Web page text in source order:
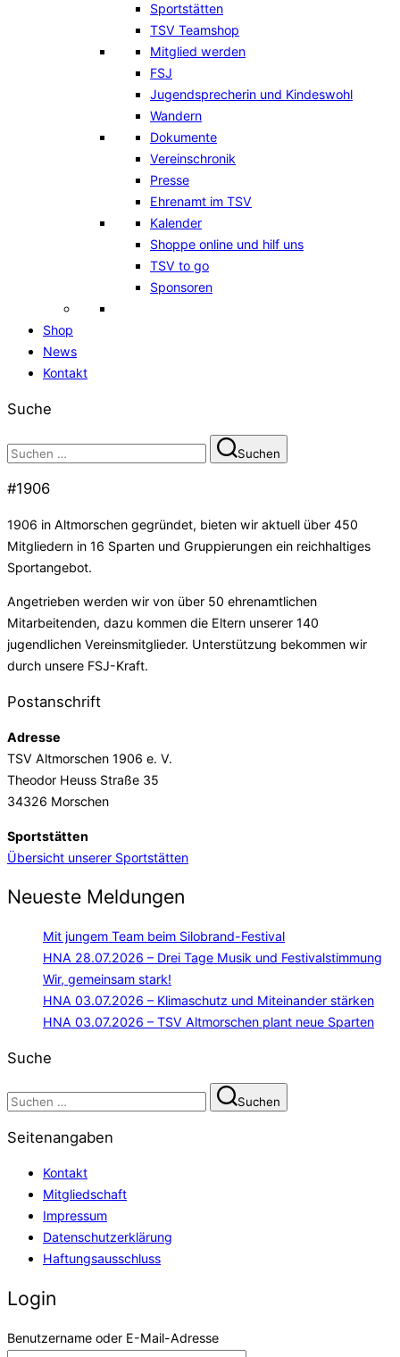
Sportstätten
TSV Teamshop
Mitglied werden
FSJ
Jugendsprecherin und Kindeswohl
Wandern
Dokumente
Vereinschronik
Presse
Ehrenamt im TSV
Kalender
Shoppe online und hilf uns
TSV to go
Sponsoren
Shop
News
Kontakt
Suche
Suchen
nach:
Suchen
#1906
1906 in Altmorschen gegründet, bieten wir aktuell über 450
Mitgliedern in 16 Sparten und Gruppierungen ein reichhaltiges
Sportangebot.
Angetrieben werden wir von über 50 ehrenamtlichen
Mitarbeitenden, dazu kommen die Eltern unserer 140
jugendlichen Vereinsmitglieder. Unterstützung bekommen wir
durch unsere FSJ-Kraft.
Postanschrift
Adresse
TSV Altmorschen 1906 e. V.
Theodor Heuss Straße 35
34326 Morschen
Sportstätten
Übersicht unserer Sportstätten
Neueste Meldungen
Mit jungem Team beim Silobrand-Festival
HNA 28.07.2026 – Drei Tage Musik und Festivalstimmung
Wir, gemeinsam stark!
HNA 03.07.2026 – Klimaschutz und Miteinander stärken
HNA 03.07.2026 – TSV Altmorschen plant neue Sparten
Suche
Suchen
nach:
Suchen
Seitenangaben
Kontakt
Mitgliedschaft
Impressum
Datenschutzerklärung
Haftungsausschluss
Login
Benutzername oder E-Mail-Adresse